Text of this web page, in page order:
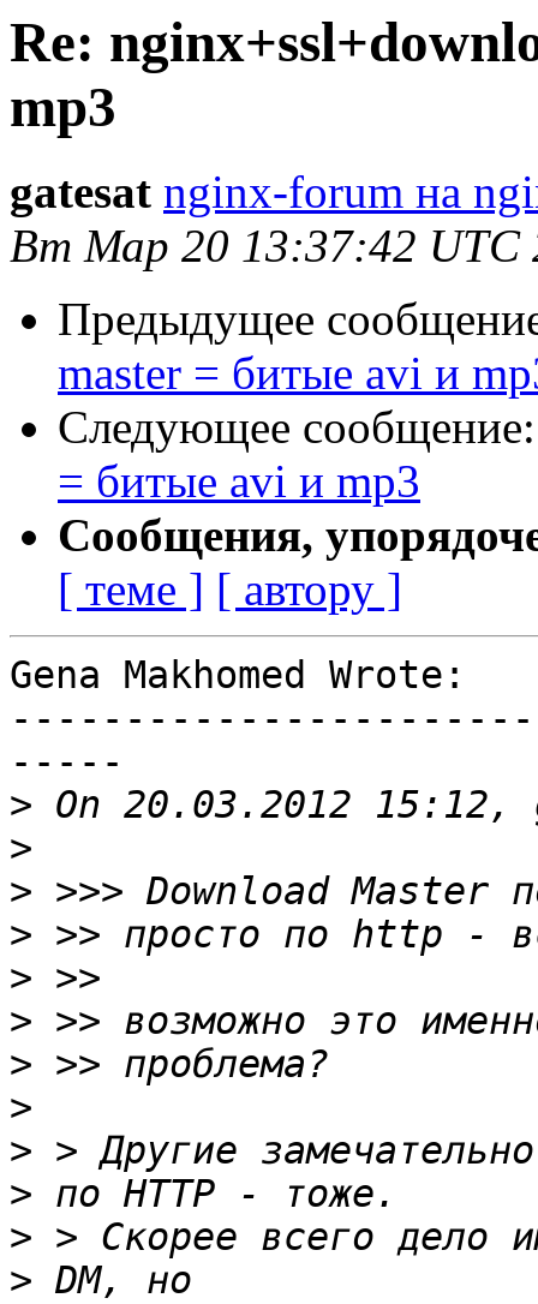
Re:
mp3
gatesat nginx-forum на
Вт Мар 20 13:37:42 UTC
Предыдущее
master = битые avi и
Следующее
= битые avi и mp3
Сообщения,
[ теме ] [ автору ]
Gena Makhomed Wrote:
-----
>
>
>
>
>
>
>
>
>
>
>
>